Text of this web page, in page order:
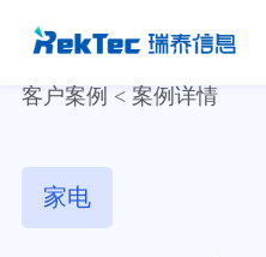
客户案例 < 案例详情
家电